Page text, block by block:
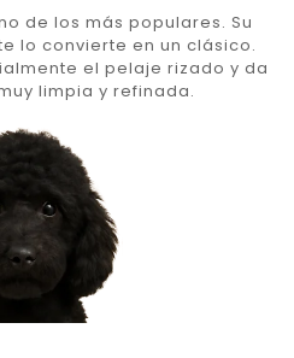
de los más populares. Su
lo convierte en un clásico.
el pelaje rizado y da
limpia y refinada.